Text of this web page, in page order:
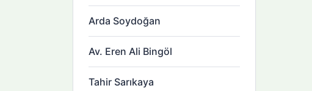
Arda Soydoğan
Av. Eren Ali Bingöl
Tahir Sarıkaya